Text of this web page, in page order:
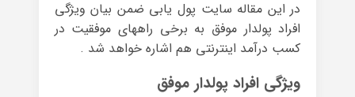
در این مقاله سایت پول یابی ضمن بیان ویژگی
افراد پولدار موفق به برخی راههای موفقیت در
کسب درآمد اینترنتی هم اشاره خواهد شد .
ویژگی افراد پولدار موفق